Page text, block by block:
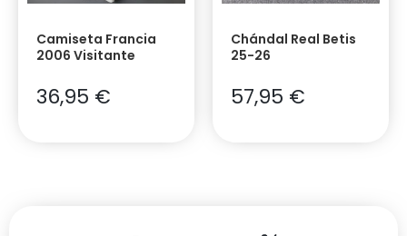
Camiseta Francia
2006 Visitante
36,95 €
Chándal Real Betis
25-26
57,95 €